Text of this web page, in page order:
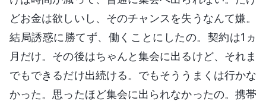
どお金は欲しいし、そのチャンスを失うなんて嫌。
結局誘惑に勝てず、働くことにしたの。契約は1ヵ
月だけ。その後はちゃんと集会に出るけど、それま
でもできるだけ出続ける。でもそううまくは行かな
かった。思ったほど集会に出られなかったの。携帯